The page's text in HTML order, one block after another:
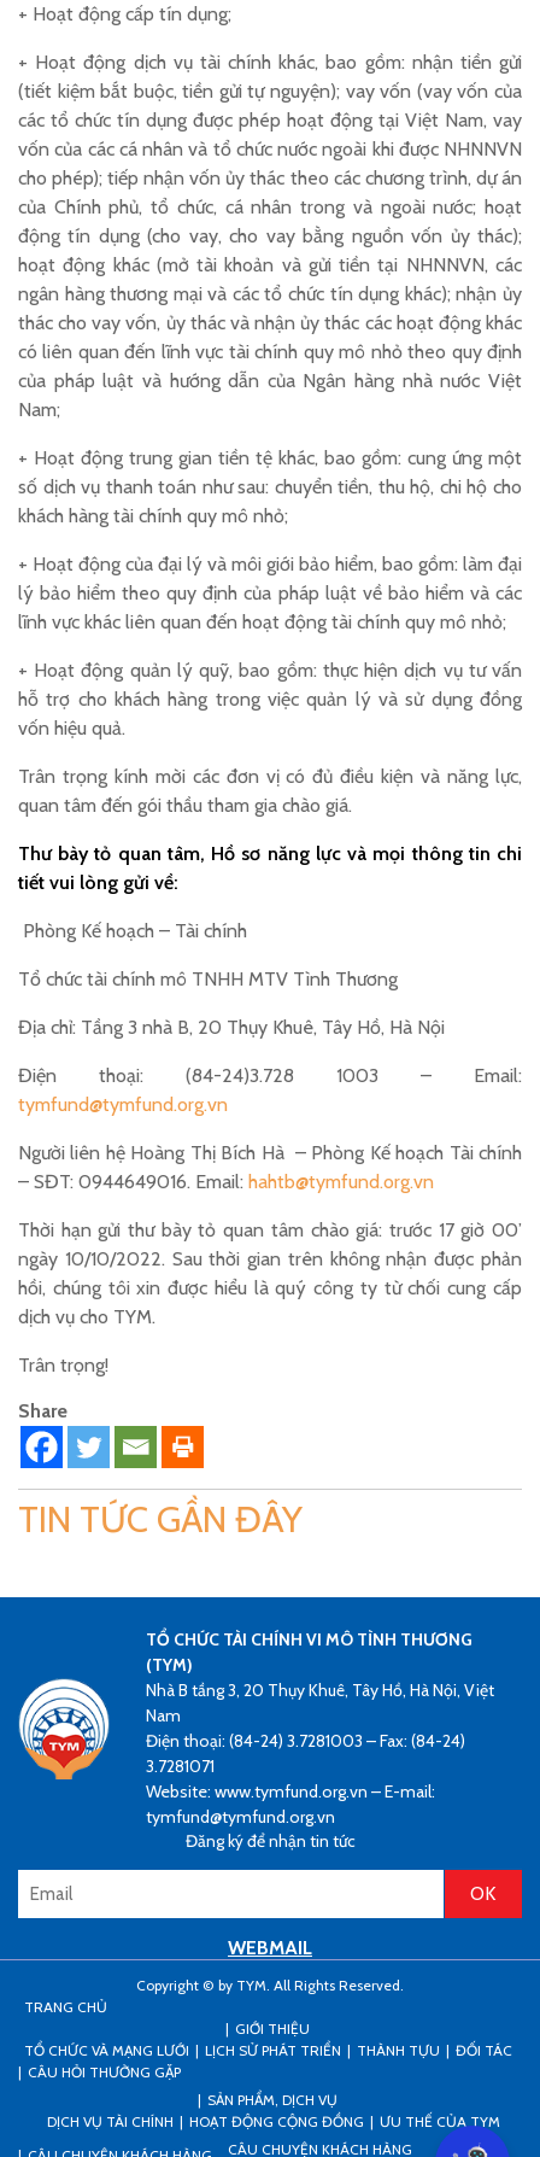
+ Hoạt động cấp tín dụng;
+ Hoạt động dịch vụ tài chính khác, bao gồm: nhận tiền gửi
(tiết kiệm bắt buộc, tiền gửi tự nguyện); vay vốn (vay vốn của
các tổ chức tín dụng được phép hoạt động tại Việt Nam, vay
vốn của các cá nhân và tổ chức nước ngoài khi được NHNNVN
cho phép); tiếp nhận vốn ủy thác theo các chương trình, dự án
của Chính phủ, tổ chức, cá nhân trong và ngoài nước; hoạt
động tín dụng (cho vay, cho vay bằng nguồn vốn ủy thác);
hoạt động khác (mở tài khoản và gửi tiền tại NHNNVN, các
ngân hàng thương mại và các tổ chức tín dụng khác); nhận ủy
thác cho vay vốn, ủy thác và nhận ủy thác các hoạt động khác
có liên quan đến lĩnh vực tài chính quy mô nhỏ theo quy định
của pháp luật và hướng dẫn của Ngân hàng nhà nước Việt
Nam;
+ Hoạt động trung gian tiền tệ khác, bao gồm: cung ứng một
số dịch vụ thanh toán như sau: chuyển tiền, thu hộ, chi hộ cho
khách hàng tài chính quy mô nhỏ;
+ Hoạt động của đại lý và môi giới bảo hiểm, bao gồm: làm đại
lý bảo hiểm theo quy định của pháp luật về bảo hiểm và các
lĩnh vực khác liên quan đến hoạt động tài chính quy mô nhỏ;
+ Hoạt động quản lý quỹ, bao gồm: thực hiện dịch vụ tư vấn
hỗ trợ cho khách hàng trong việc quản lý và sử dụng đồng
vốn hiệu quả.
Trân trọng kính mời các đơn vị có đủ điều kiện và năng lực,
quan tâm đến gói thầu tham gia chào giá.
Thư bày tỏ quan tâm, Hồ sơ năng lực và mọi thông tin chi
tiết vui lòng gửi về:
Phòng Kế hoạch – Tài chính
Tổ chức tài chính mô TNHH MTV Tình Thương
Địa chỉ: Tầng 3 nhà B, 20 Thụy Khuê, Tây Hồ, Hà Nội
Điện thoại: (84-24)3.728 1003 – Email:
tymfund@tymfund.org.vn
Người liên hệ Hoàng Thị Bích Hà – Phòng Kế hoạch Tài chính
– SĐT: 0944649016. Email: hahtb@tymfund.org.vn
Thời hạn gửi thư bày tỏ quan tâm chào giá: trước 17 giờ 00’
ngày 10/10/2022. Sau thời gian trên không nhận được phản
hồi, chúng tôi xin được hiểu là quý công ty từ chối cung cấp
dịch vụ cho TYM.
Trân trọng!
Share
TIN TỨC GẦN ĐÂY
TỔ CHỨC TÀI CHÍNH VI MÔ TÌNH THƯƠNG
(TYM)
Nhà B tầng 3, 20 Thụy Khuê, Tây Hồ, Hà Nội, Việt
Nam
Điện thoại: (84-24) 3.7281003 – Fax: (84-24)
3.7281071
Website: www.tymfund.org.vn – E-mail:
tymfund@tymfund.org.vn
Đăng ký để nhận tin tức
WEBMAIL
Copyright © by TYM. All Rights Reserved.
TRANG CHỦ
GIỚI THIỆU
TỔ CHỨC VÀ MẠNG LƯỚI
LỊCH SỬ PHÁT TRIỂN THÀNH TỰU
ĐỐI TÁC
CÂU HỎI THƯỜNG GẶP
SẢN PHẨM, DỊCH VỤ
DỊCH VỤ TÀI CHÍNH
HOẠT ĐỘNG CỘNG ĐỒNG
ƯU THẾ CỦA TYM
CÂU CHUYỆN KHÁCH HÀNG